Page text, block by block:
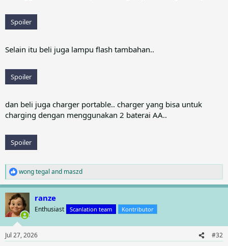
Spoiler
Selain itu beli juga lampu flash tambahan..
Spoiler
dan beli juga charger portable.. charger yang bisa untuk
charging dengan menggunakan 2 baterai AA..
Spoiler
R
e
a
c
t
i
n
s
wong tegal and maszd
ranze
Enthusiast Scanlation team Kontributor
Jul 27, 2026 #32